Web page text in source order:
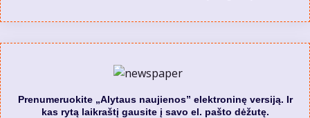
Prenumeruokite „Alytaus naujienos” elektroninę versiją. Ir
kas rytą laikraštį gausite į savo el. pašto dėžutę.